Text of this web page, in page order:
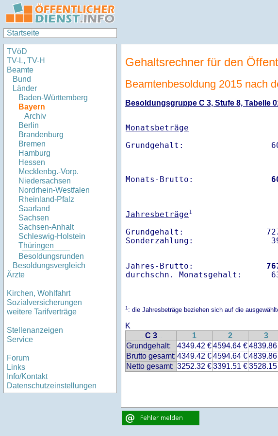
Startseite
TVöD
TV-L, TV-H
Beamte
Bund
Länder
Baden-Württemberg
Bayern
Archiv
Berlin
Brandenburg
Bremen
Hamburg
Hessen
Mecklenbg.-Vorp.
Niedersachsen
Nordrhein-Westfalen
Rheinland-Pfalz
Saarland
Sachsen
Sachsen-Anhalt
Schleswig-Holstein
Thüringen
Besoldungsrunden
Besoldungsvergleich
Ärzte
Kirchen, Wohlfahrt
Sozialversicherungen
weitere Tarifverträge
Stellenanzeigen
Service
Forum
Links
Info/Kontakt
Datenschutzeinstellungen
Gehaltsrechner für den
Beamtenbesoldung 2015 nach
Besoldungsgruppe C 3, Stufe 8, Tabelle
Monatsbeträge
Monats-Brutto:
Jahresbeträge1
Grundgehalt:
Jahres-Brutto:
1: die Jahresbeträge beziehen sich auf die
K
.. C 3 .. 1 2 3
Grundgehalt:
4349.42 €4594.64 €
Brutto gesamt: 4349.42 €4594.64 €
Netto gesamt: 3252.32 €3391.51 €